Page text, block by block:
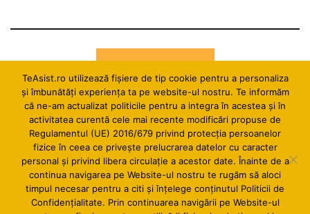
Pentru serviciile de secretariat și asistență virtuală se
lucrează pe sarcini, pe proiect sau abonament.
Pentru mai multe detalii, contactați-ne
lasalut@teasist.ro
TeAsist.ro utilizează fişiere de tip cookie pentru a personaliza
și îmbunătăți experiența ta pe website-ul nostru. Te informăm
că ne-am actualizat politicile pentru a integra în acestea și în
activitatea curentă cele mai recente modificări propuse de
Regulamentul (UE) 2016/679 privind protecția persoanelor
fizice în ceea ce privește prelucrarea datelor cu caracter
personal și privind libera circulație a acestor date. Înainte de a
continua navigarea pe Website-ul nostru te rugăm să aloci
timpul necesar pentru a citi și înțelege conținutul Politicii de
Confidențialitate. Prin continuarea navigării pe Website-ul